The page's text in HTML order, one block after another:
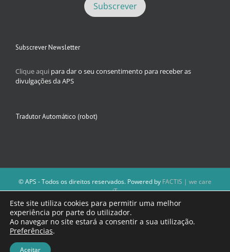
Subscrever Newsletter
Clique aqui para dar o seu consentimento para receber as
divulgações da APS
Tradutor Automático (robot)
© APS - Todos os direitos reservados. Powered by FACTIS | we care
iT
A Direção da APS reserva-se o direito de não publicar conteúdos que
violem as leis nacionais.
Os textos assinados e as imagens depositadas são da inteira
Este site utiliza cookies para permitir uma melhor
experiência por parte do utilizador.
Ao navegar no site estará a consentir a sua utilização.
Preferências.
Aceitar